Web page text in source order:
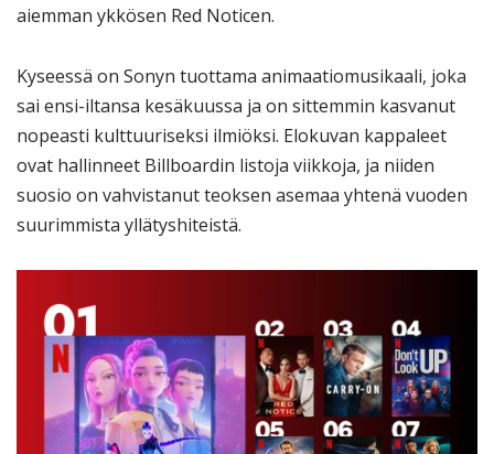
aiemman ykkösen Red Noticen.
Kyseessä on Sonyn tuottama animaatiomusikaali, joka
sai ensi-iltansa kesäkuussa ja on sittemmin kasvanut
nopeasti kulttuuriseksi ilmiöksi. Elokuvan kappaleet
ovat hallinneet Billboardin listoja viikkoja, ja niiden
suosio on vahvistanut teoksen asemaa yhtenä vuoden
suurimmista yllätyshiteistä.